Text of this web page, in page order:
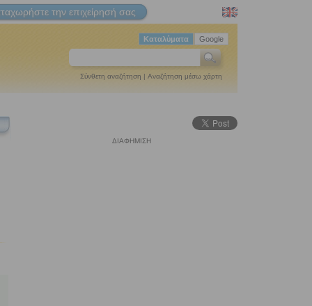
την επιχείρησή σας
Google
Καταλύματα
Σύνθετη αναζήτηση | Αναζήτηση μέσω χάρτη
ΔΙΑΦΗΜΙΣΗ